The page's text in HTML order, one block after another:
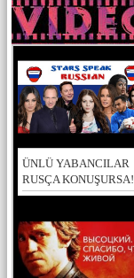
ÜNLÜ YABANCILAR
RUSÇA KONUŞURSA!